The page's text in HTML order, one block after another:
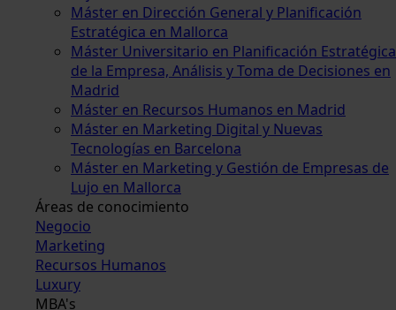
Máster en Dirección General y Planificación
Estratégica en Mallorca
Máster Universitario en Planificación Estratégica
de la Empresa, Análisis y Toma de Decisiones en
Madrid
Máster en Recursos Humanos en Madrid
Máster en Marketing Digital y Nuevas
Tecnologías en Barcelona
Máster en Marketing y Gestión de Empresas de
Lujo en Mallorca
Áreas de conocimiento
Negocio
Marketing
Recursos Humanos
Luxury
MBA's